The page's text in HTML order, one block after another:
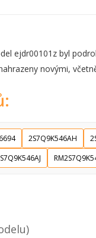
ejdr00101z byl
novými,
2S7Q9K546AH